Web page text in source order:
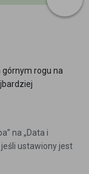
rogu na
na „Data i
jeśli ustawiony jest